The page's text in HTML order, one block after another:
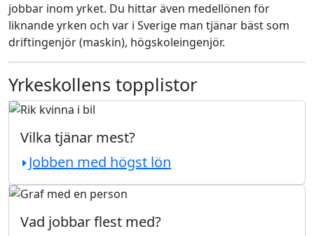
jobbar inom yrket. Du hittar även medellönen för
liknande yrken och var i Sverige man tjänar bäst som
driftingenjör (maskin), högskoleingenjör.
Yrkeskollens topplistor
Vilka tjänar mest?
Jobben med högst lön
Vad jobbar flest med?